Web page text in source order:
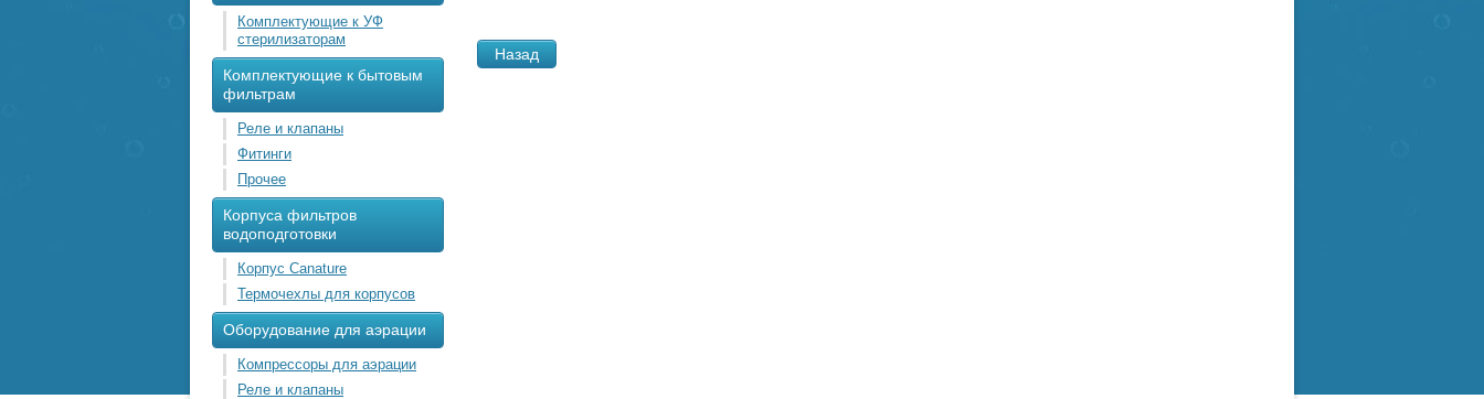
Комплектующие к УФ
стерилизаторам
Комплектующие к бытовым
фильтрам
Реле и клапаны
Фитинги
Прочее
Корпуса фильтров
водоподготовки
Корпус Canature
Термочехлы для корпусов
Оборудование для аэрации
Компрессоры для аэрации
Реле и клапаны
Назад